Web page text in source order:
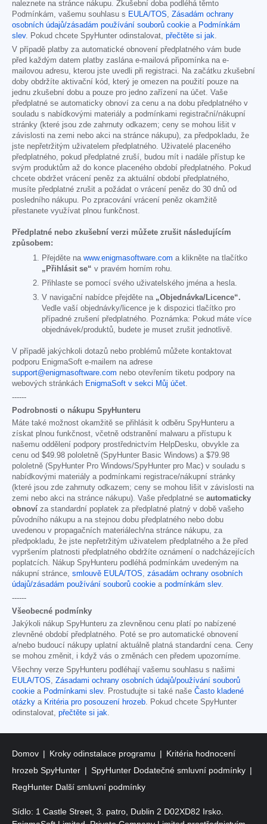
naleznete na stránce nákupu. Zkušební doba podléhá těmto
Podmínkám, vašemu souhlasu s EULA/TOS, Zásadám ochrany
osobních údajů/zásadám používání souborů cookie a Podmínkám
slev. Pokud chcete SpyHunter odinstalovat, přečtěte si jak.
V případě platby za automatické obnovení předplatného vám bude
před každým datem platby zaslána e-mailová připomínka na e-
mailovou adresu, kterou jste uvedli při registraci. Na začátku zkušební
doby obdržíte aktivační kód, který je omezen na použití pouze na
jednu zkušební dobu a pouze pro jedno zařízení na účet. Vaše
předplatné se automaticky obnoví za cenu a na dobu předplatného v
souladu s nabídkovými materiály a podmínkami registrační/nákupní
stránky (které jsou zde zahrnuty odkazem; ceny se mohou lišit v
závislosti na zemi nebo akci na stránce nákupu), za předpokladu, že
jste nepřetržitým uživatelem předplatného. Uživatelé placeného
předplatného, pokud předplatné zruší, budou mít i nadále přístup ke
svým produktům až do konce placeného období předplatného. Pokud
chcete obdržet vrácení peněz za aktuální období předplatného,
musíte předplatné zrušit a požádat o vrácení peněz do 30 dnů od
posledního nákupu. Po zpracování vrácení peněz okamžitě
přestanete využívat plnou funkčnost.
Předplatné nebo zkušební verzi můžete zrušit následujícím
způsobem:
Přejděte na www.enigmasoftware.com a klikněte na tlačítko
„Přihlásit se“ v pravém horním rohu.
Přihlaste se pomocí svého uživatelského jména a hesla.
V navigační nabídce přejděte na „Objednávka/Licence“.
Vedle vaší objednávky/licence je k dispozici tlačítko pro
případné zrušení předplatného. Poznámka: Pokud máte více
objednávek/produktů, budete je muset zrušit jednotlivě.
V případě jakýchkoli dotazů nebo problémů můžete kontaktovat
podporu EnigmaSoft e-mailem na adrese
support@enigmasoftware.com nebo otevřením tiketu podpory na
webových stránkách EnigmaSoft v sekci Můj účet.
------
Podrobnosti o nákupu SpyHunteru
Máte také možnost okamžitě se přihlásit k odběru SpyHunteru a
získat plnou funkčnost, včetně odstranění malwaru a přístupu k
našemu oddělení podpory prostřednictvím HelpDesku, obvykle za
cenu od $49.98 pololetně (SpyHunter Basic Windows) a $79.98
pololetně (SpyHunter Pro Windows/SpyHunter pro Mac) v souladu s
nabídkovými materiály a podmínkami registrace/nákupní stránky
(které jsou zde zahrnuty odkazem; ceny se mohou lišit v závislosti na
zemi nebo akci na stránce nákupu). Vaše předplatné se automaticky
obnoví za standardní poplatek za předplatné platný v době vašeho
původního nákupu a na stejnou dobu předplatného nebo dobu
uvedenou v propagačních materiálech/na stránce nákupu, za
předpokladu, že jste nepřetržitým uživatelem předplatného a že před
vypršením platnosti předplatného obdržíte oznámení o nadcházejících
poplatcích. Nákup SpyHunteru podléhá podmínkám uvedeným na
nákupní stránce, smlouvě EULA/TOS, zásadám ochrany osobních
údajů/zásadám používání souborů cookie a podmínkám slev.
------
Všeobecné podmínky
Jakýkoli nákup SpyHunteru za zlevněnou cenu platí po nabízené
zlevněné období předplatného. Poté se pro automatické obnovení
a/nebo budoucí nákupy uplatní aktuálně platná standardní cena. Ceny
se mohou změnit, i když vás o změnách cen předem upozorníme.
Všechny verze SpyHunteru podléhají vašemu souhlasu s našimi
EULA/TOS, Zásadami ochrany osobních údajů/používání souborů
cookie a Podmínkami slev. Prostudujte si také naše Často kladené
otázky a Kritéria pro posouzení hrozeb. Pokud chcete SpyHunter
odinstalovat, přečtěte si jak.
Domov Kroky odinstalace programu
Kritéria hodnocení
hrozeb SpyHunter
SpyHunter Dodatečné smluvní podmínky
RegHunter Další smluvní podmínky
Sídlo: 1 Castle Street, 3. patro, Dublin 2 D02XD82 Irsko.